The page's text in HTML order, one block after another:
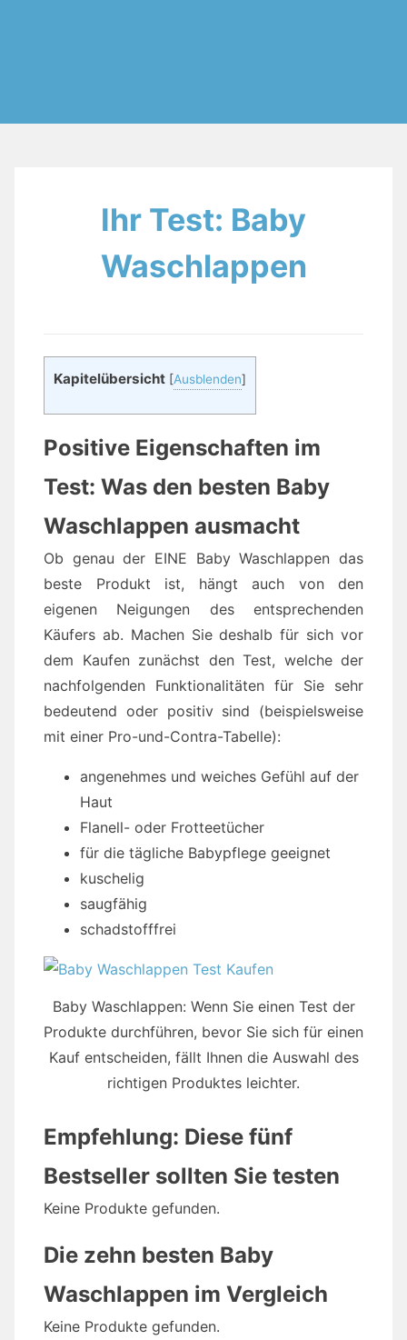
Ihr Test: Baby
Waschlappen
Kapitelübersicht [Ausblenden]
Positive Eigenschaften im
Test: Was den besten Baby
Waschlappen ausmacht
Ob genau der EINE Baby Waschlappen das
beste Produkt ist, hängt auch von den
eigenen Neigungen des entsprechenden
Käufers ab. Machen Sie deshalb für sich vor
dem Kaufen zunächst den Test, welche der
nachfolgenden Funktionalitäten für Sie sehr
bedeutend oder positiv sind (beispielsweise
mit einer Pro-und-Contra-Tabelle):
angenehmes und weiches Gefühl auf der
Haut
Flanell- oder Frotteetücher
für die tägliche Babypflege geeignet
kuschelig
saugfähig
schadstofffrei
Baby Waschlappen: Wenn Sie einen Test der
Produkte durchführen, bevor Sie sich für einen
Kauf entscheiden, fällt Ihnen die Auswahl des
richtigen Produktes leichter.
Empfehlung: Diese fünf
Bestseller sollten Sie testen
Keine Produkte gefunden.
Die zehn besten Baby
Waschlappen im Vergleich
Keine Produkte gefunden.